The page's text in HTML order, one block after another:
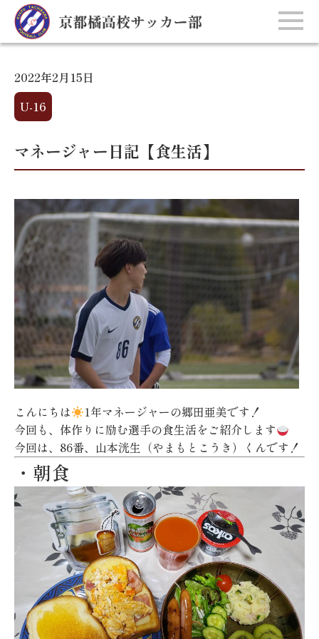
2022年2月15日
U-16
マネージャー日記【食生活】
こんにちは
1年マネージャーの郷田亜美です！
今回も、体作りに励む選手の食生活をご紹介します
今回は、86番、山本洸生（やまもとこうき）くんです！
・朝食